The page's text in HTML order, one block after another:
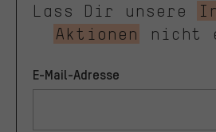
Lass Dir unsere
Aktionen
nicht
E-Mail-Adresse